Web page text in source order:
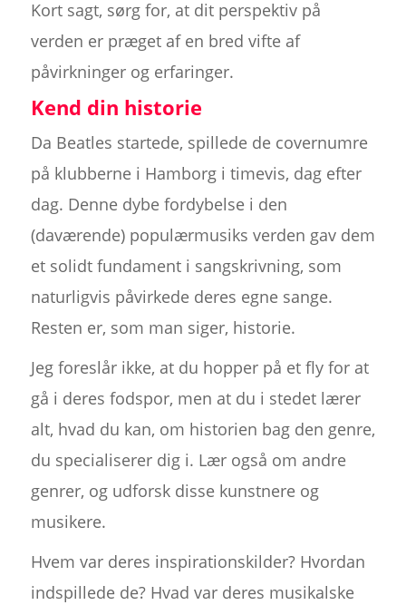
Kort sagt, sørg for, at dit perspektiv på
verden er præget af en bred vifte af
påvirkninger og erfaringer.
Kend din historie
Da Beatles startede, spillede de covernumre
på klubberne i Hamborg i timevis, dag efter
dag. Denne dybe fordybelse i den
(daværende) populærmusiks verden gav dem
et solidt fundament i sangskrivning, som
naturligvis påvirkede deres egne sange.
Resten er, som man siger, historie.
Jeg foreslår ikke, at du hopper på et fly for at
gå i deres fodspor, men at du i stedet lærer
alt, hvad du kan, om historien bag den genre,
du specialiserer dig i. Lær også om andre
genrer, og udforsk disse kunstnere og
musikere.
Hvem var deres inspirationskilder? Hvordan
indspillede de? Hvad var deres musikalske